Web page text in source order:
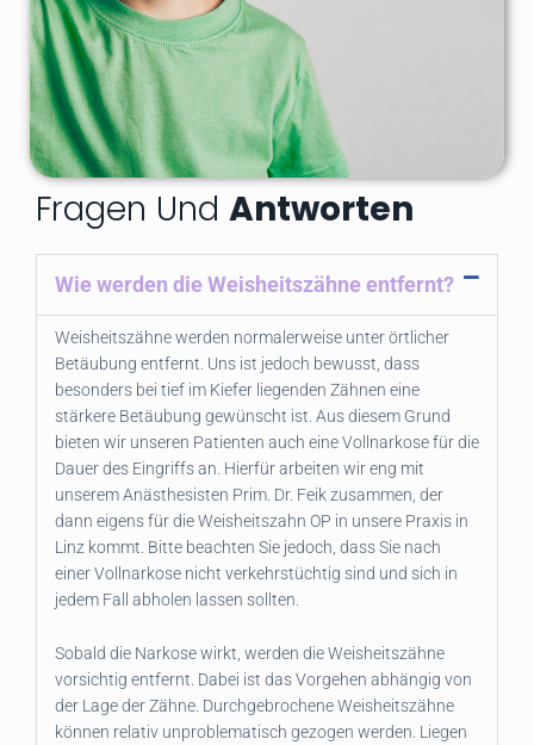
Fragen Und Antworten
Wie werden die Weisheitszähne entfernt?
Weisheitszähne werden normalerweise unter örtlicher
Betäubung entfernt. Uns ist jedoch bewusst, dass
besonders bei tief im Kiefer liegenden Zähnen eine
stärkere Betäubung gewünscht ist. Aus diesem Grund
bieten wir unseren Patienten auch eine Vollnarkose für die
Dauer des Eingriffs an. Hierfür arbeiten wir eng mit
unserem Anästhesisten Prim. Dr. Feik zusammen, der
dann eigens für die Weisheitszahn OP in unsere Praxis in
Linz kommt. Bitte beachten Sie jedoch, dass Sie nach
einer Vollnarkose nicht verkehrstüchtig sind und sich in
jedem Fall abholen lassen sollten.
Sobald die Narkose wirkt, werden die Weisheitszähne
vorsichtig entfernt. Dabei ist das Vorgehen abhängig von
der Lage der Zähne. Durchgebrochene Weisheitszähne
können relativ unproblematisch gezogen werden. Liegen